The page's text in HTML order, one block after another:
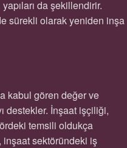
da şekillendirir.
sürekli olarak yeniden inşa
kabul gören değer ve
destekler. İnşaat işçiliği,
temsili oldukça
inşaat sektöründeki iş